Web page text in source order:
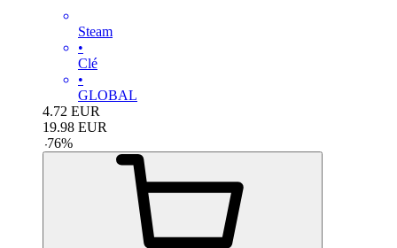
Steam
•
Clé
•
GLOBAL
4.72 EUR
19.98 EUR
-76%